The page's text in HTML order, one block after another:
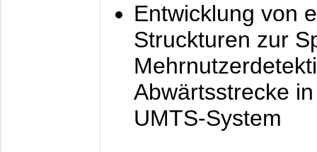
Entwicklung von
Struckturen zur
Abwärtsstrecke
UMTS-System